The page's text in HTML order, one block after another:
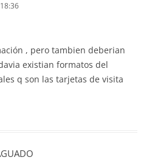
, pero tambien deberian
existian formatos del
q son las tarjetas de visita